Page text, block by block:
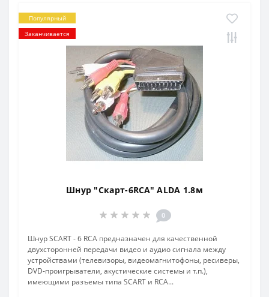
Популярный
Заканчивается
Шнур "Скарт-6RCA" ALDA 1.8м
0
Шнур SCART - 6 RCA предназначен для качественной
двухсторонней передачи видео и аудио сигнала между
устройствами (телевизоры, видеомагнитофоны, ресиверы,
DVD-проигрыватели, акустические системы и т.п.),
имеющими разъемы типа SCART и RCA...